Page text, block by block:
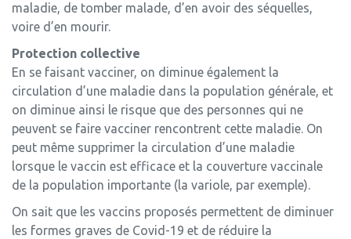
maladie, de tomber malade, d’en avoir des séquelles,
voire d’en mourir.
Protection collective
En se faisant vacciner, on diminue également la
circulation d’une maladie dans la population générale, et
on diminue ainsi le risque que des personnes qui ne
peuvent se faire vacciner rencontrent cette maladie. On
peut même supprimer la circulation d’une maladie
lorsque le vaccin est efficace et la couverture vaccinale
de la population importante (la variole, par exemple).
On sait que les vaccins proposés permettent de diminuer
les formes graves de Covid-19 et de réduire la